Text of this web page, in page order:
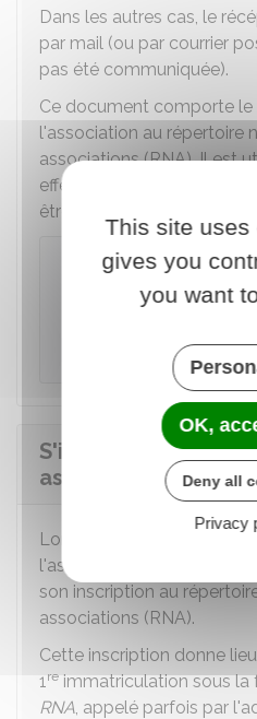
Dans les autres cas, le
par mail (ou par courrier
pas été communiquée).
Ce document comporte
l'association au répertoire
associations (RNA). Il est
effectuer toutes les
être conservé.
À savoir
Il se peut qu'en raison
récépissé soit plus long
S'inscrire au
associations (RNA)
Lors de la déclaration de la
l'association, le greffe des
son inscription au
associations (RNA).
Cette inscription donne
1re immatriculation sous
RNA, appelé parfois par
This site uses
gives you
you want
OK,
Deny all
Privacy